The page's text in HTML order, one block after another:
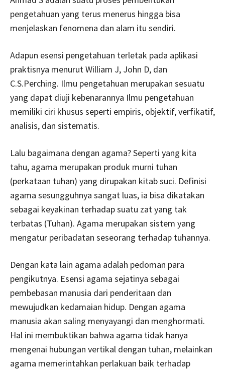
pengetahuan yang terus menerus hingga bisa
menjelaskan fenomena dan alam itu sendiri.
Adapun esensi pengetahuan terletak pada aplikasi
praktisnya menurut William J, John D, dan
C.S.Perching. Ilmu pengetahuan merupakan sesuatu
yang dapat diuji kebenarannya Ilmu pengetahuan
memiliki ciri khusus seperti empiris, objektif, verfikatif,
analisis, dan sistematis.
Lalu bagaimana dengan agama? Seperti yang kita
tahu, agama merupakan produk murni tuhan
(perkataan tuhan) yang dirupakan kitab suci. Definisi
agama sesungguhnya sangat luas, ia bisa dikatakan
sebagai keyakinan terhadap suatu zat yang tak
terbatas (Tuhan). Agama merupakan sistem yang
mengatur peribadatan seseorang terhadap tuhannya.
Dengan kata lain agama adalah pedoman para
pengikutnya. Esensi agama sejatinya sebagai
pembebasan manusia dari penderitaan dan
mewujudkan kedamaian hidup. Dengan agama
manusia akan saling menyayangi dan menghormati.
Hal ini membuktikan bahwa agama tidak hanya
mengenai hubungan vertikal dengan tuhan, melainkan
agama memerintahkan perlakuan baik terhadap